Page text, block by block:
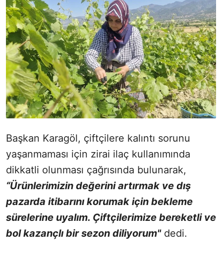
Başkan Karagöl, çiftçilere kalıntı sorunu
yaşanmaması için zirai ilaç kullanımında
dikkatli olunması çağrısında bulunarak,
“Ürünlerimizin değerini artırmak ve dış
pazarda itibarını korumak için bekleme
sürelerine uyalım. Çiftçilerimize bereketli ve
bol kazançlı bir sezon diliyorum"dedi.